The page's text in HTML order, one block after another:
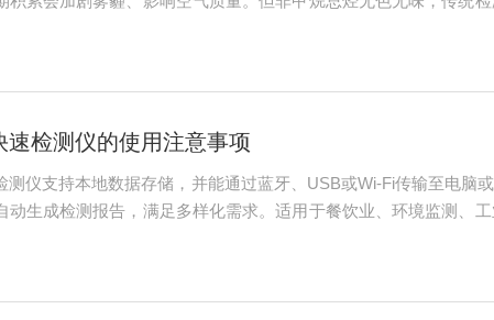
测定其浓度，检测下限可达...
速检测仪的使用注意事项
测仪支持本地数据存储，并能通过蓝牙、USB或Wi-Fi传输至电
动生成检测报告，满足多样化需求。适用于餐饮业、环境监测、
换滤芯和冷凝器滤芯，...